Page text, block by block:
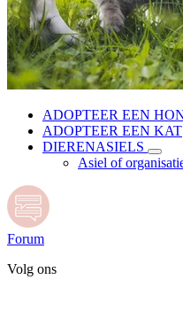
ADOPTEER EEN
ADOPTEER EEN KAT
DIERENASIELS
Asiel of
Forum
Volg ons